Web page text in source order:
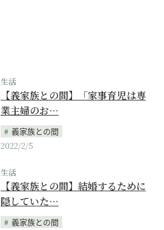
生活
【義家族との間】「家事育児は専
業主婦のお…
義家族との間
2022/2/5
生活
【義家族との間】結婚するために
隠していた…
義家族との間